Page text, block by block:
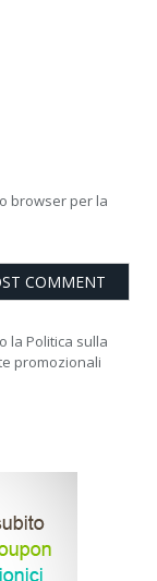
browser per la
la Politica sulla
promozionali